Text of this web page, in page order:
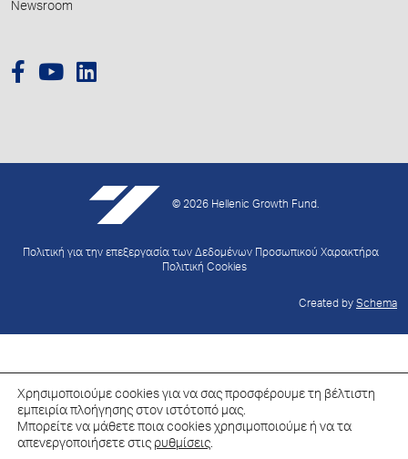
Newsroom
© 2026 Hellenic Growth Fund.
Πολιτική για την επεξεργασία των Δεδομένων Προσωπικού Χαρακτήρα
Πολιτική Cookies
Created by Schema
Χρησιμοποιούμε cookies για να σας προσφέρουμε τη βέλτιστη
εμπειρία πλοήγησης στον ιστότοπό μας.
Μπορείτε να μάθετε ποια cookies χρησιμοποιούμε ή να τα
απενεργοποιήσετε στις ρυθμίσεις.